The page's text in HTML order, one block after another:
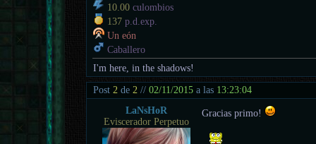
10.00 culombios
137 p.d.exp.
Un eón
Caballero
I'm here, in the shadows!
Post 2 de 2 //02/11/2015 a las 13:23:04
LaNsHoR
Eviscerador Perpetuo
Gracias primo!